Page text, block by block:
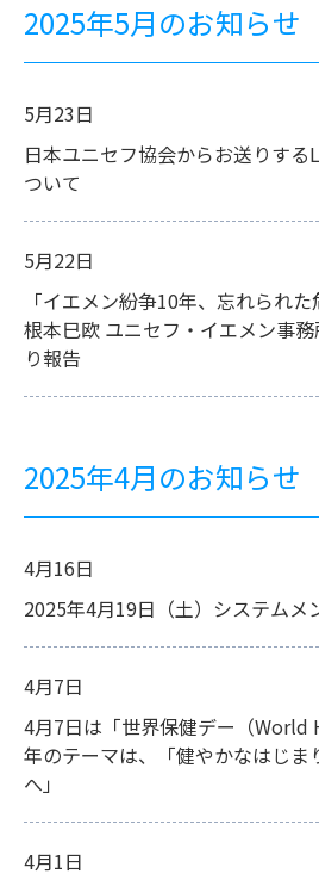
2025年5月のお知らせ
5月23日
日本ユニセフ協会からお送りする
ついて
5月22日
「イエメン紛争10年、忘れられた
根本巳欧 ユニセフ・イエメン事
り報告
2025年4月のお知らせ
4月16日
2025年4月19日（土）システムメ
4月7日
4月7日は「世界保健デー（World
年のテーマは、「健やかなはじま
へ」
4月1日